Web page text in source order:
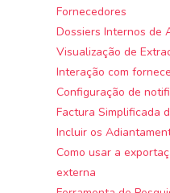
Fornecedores
Dossiers Internos de
Visualização de
Interação com
Configuração de
Factura Simplificada
Incluir os
Como usar a
externa